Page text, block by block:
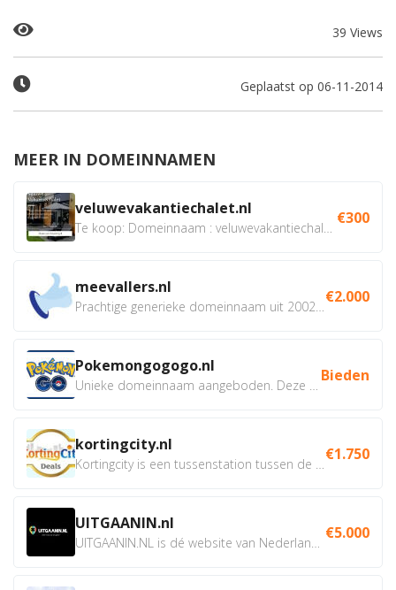
39 Views
Geplaatst op 06-11-2014
MEER IN DOMEINNAMEN
veluwevakantiechalet.nl €300
meevallers.nl €2.000
Pokemongogogo.nl Bieden
kortingcity.nl €1.750
UITGAANIN.nl €5.000